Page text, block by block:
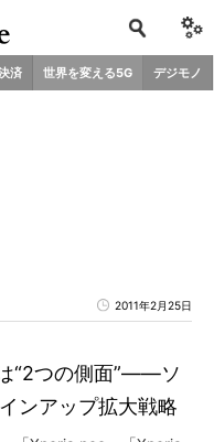
済 世界を変える5G デジモノ
2011年2月25日
“2つの側面”――ソ
ンアップ拡大戦略